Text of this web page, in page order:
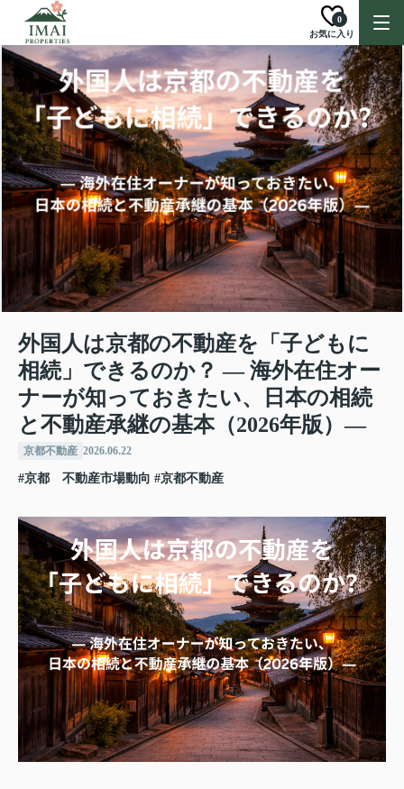
お気に入り
0
外国人は京都の不動産を「子どもに
相続」できるのか？ ― 海外在住オー
ナーが知っておきたい、日本の相続
と不動産承継の基本（2026年版）―
京都不動産 2026.06.22
#京都 不動産市場動向 #京都不動産